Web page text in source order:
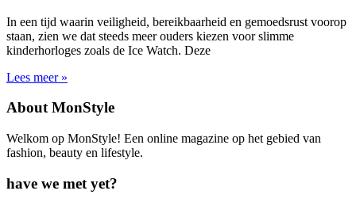
In een tijd waarin veiligheid, bereikbaarheid en gemoedsrust voorop
staan, zien we dat steeds meer ouders kiezen voor slimme
kinderhorloges zoals de Ice Watch. Deze
Lees meer »
About MonStyle
Welkom op MonStyle! Een online magazine op het gebied van
fashion, beauty en lifestyle.
have we met yet?